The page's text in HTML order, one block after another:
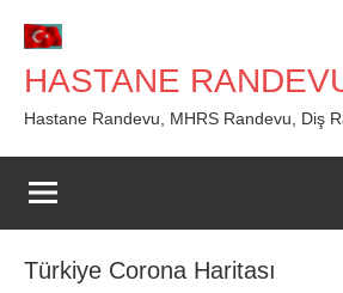
geç
HASTANE
Hastane Randevu, MHRS Randevu, Diş
Türkiye Corona Haritası